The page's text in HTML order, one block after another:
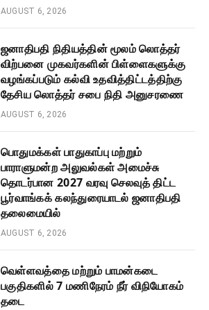
AUGUST 6, 2026
ஜனாதிபதி நிதியத்தின் மூலம் லொத்தர்
விற்பனை முகவர்களின் பிள்ளைகளுக்கு
வழங்கப்படும் கல்வி உதவித்திட்டத்திற்கு
தேசிய லொத்தர் சபை நிதி அனுசரணை
AUGUST 6, 2026
பொதுமக்கள் பாதுகாப்பு மற்றும்
பாராளுமன்ற அலுவல்கள் அமைச்சு
தொடர்பான 2027 வரவு செலவுத் திட்ட
பூர்வாங்கக் கலந்துரையாடல் ஜனாதிபதி
தலைமையில்
AUGUST 6, 2026
வெள்ளவத்தை மற்றும் பாமன்கடை
பகுதிகளில் 7 மணிநேரம் நீர் விநியோகம்
தடை